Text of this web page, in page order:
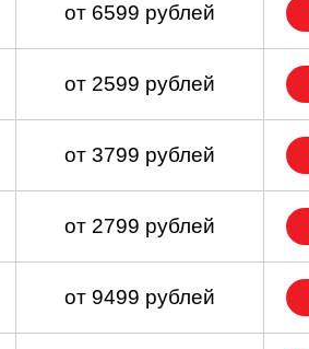
от 6599 рублей
от 2599 рублей
от 3799 рублей
от 2799 рублей
от 9499 рублей